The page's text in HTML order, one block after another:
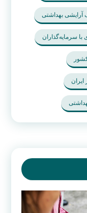
آرایشی بهداشتی
با سرمایه‌گذاران